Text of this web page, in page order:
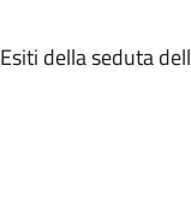
Esiti della seduta